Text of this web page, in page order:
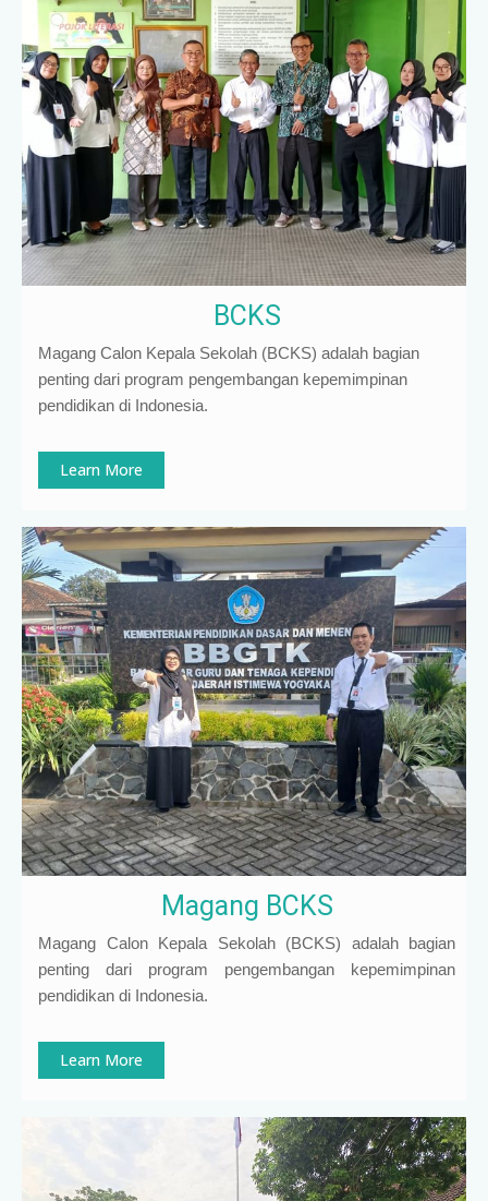
BCKS
Magang Calon Kepala Sekolah (BCKS) adalah bagian
penting dari program pengembangan kepemimpinan
pendidikan di Indonesia.
Learn More
Magang BCKS
Magang Calon Kepala Sekolah (BCKS) adalah bagian
penting dari program pengembangan kepemimpinan
pendidikan di Indonesia.
Learn More